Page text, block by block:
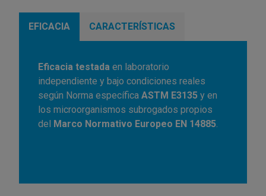
EFICACIA CARACTERÍSTICAS
Eficacia testada en laboratorio
independiente y bajo condiciones reales
según Norma específica ASTM E3135 y en
los microorganismos subrogados propios
del Marco Normativo Europeo EN 14885